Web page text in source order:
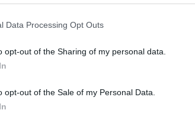
Data Processing Opt Outs
opt-out of the Sharing of my personal data.
opt-out of the Sale of my Personal Data.